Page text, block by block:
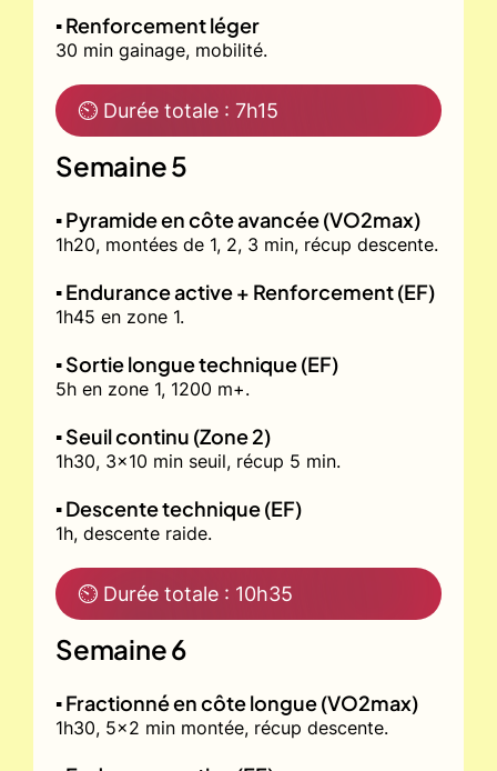
▪️ Renforcement léger
30 min gainage, mobilité.
⏲ Durée totale : 7h15
Semaine 5
▪️ Pyramide en côte avancée (VO2max)
1h20, montées de 1, 2, 3 min, récup descente.
▪️ Endurance active + Renforcement (EF)
1h45 en zone 1.
▪️ Sortie longue technique (EF)
5h en zone 1, 1200 m+.
▪️ Seuil continu (Zone 2)
1h30, 3x10 min seuil, récup 5 min.
▪️ Descente technique (EF)
1h, descente raide.
⏲ Durée totale : 10h35
Semaine 6
▪️ Fractionné en côte longue (VO2max)
1h30, 5x2 min montée, récup descente.